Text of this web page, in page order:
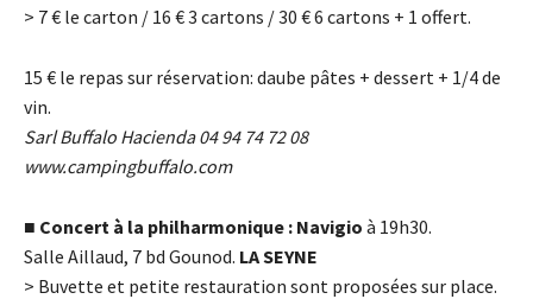
> 7€ le carton / 16 €3 cartons / 30 €6 cartons + 1 offert.
15 € le repas sur réservation: daube pâtes + dessert + 1/4 de
vin.
Sarl Buffalo Hacienda 04 94 74 72 08
www.campingbuffalo.com
■ Concert à la philharmonique : Navigio à 19h30.
Salle Aillaud, 7 bd Gounod. LA SEYNE
> Buvette et petite restauration sont proposées sur place.